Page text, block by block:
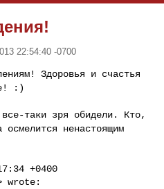
22:54:40 -0700
Здоровья и счастья
:)
таки зря обидели. Кто,
ненастоящим
+0400